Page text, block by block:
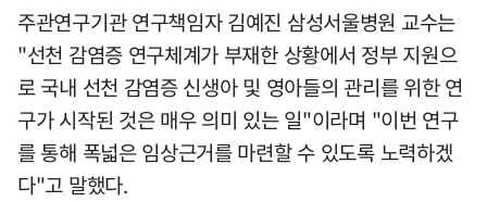
주관연구기관 연구책임자 김예진 삼성서울병원 교수는
"선천 감염증 연구체계가 부재한 상황에서 정부 지원으
로 국내 선천 감염증 신생아 및 영아들의 관리를 위한 연
구가 시작된 것은 매우 의미 있는 일"이라며 "이번 연구
를 통해 폭넓은 임상근거를 마련할 수 있도록 노력하겠
다"고 말했다.